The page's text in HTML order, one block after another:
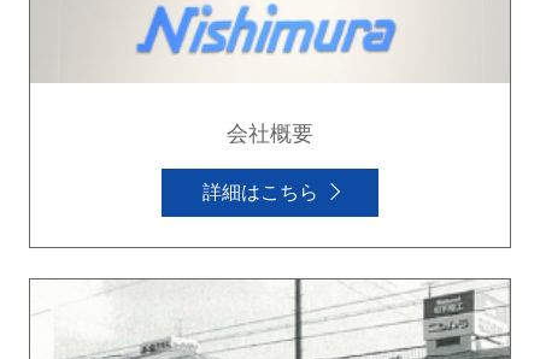
会社概要
詳細はこちら